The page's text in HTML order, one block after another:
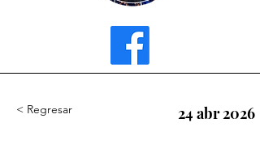
< Regresar 24 abr 2026